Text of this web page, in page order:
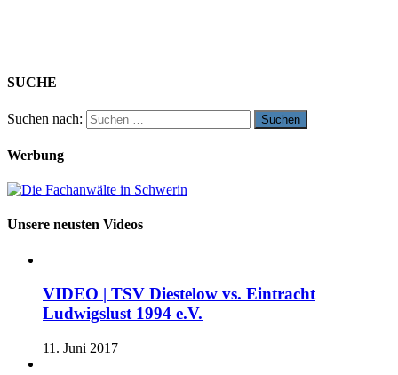
SUCHE
Suchen nach:
Werbung
Unsere neusten Videos
VIDEO | TSV Diestelow vs. Eintracht
Ludwigslust 1994 e.V.
11. Juni 2017